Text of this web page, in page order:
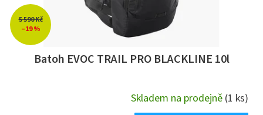
5 590 Kč
–19 %
Batoh EVOC TRAIL PRO BLACKLINE 10l
Skladem na prodejně (1 ks)